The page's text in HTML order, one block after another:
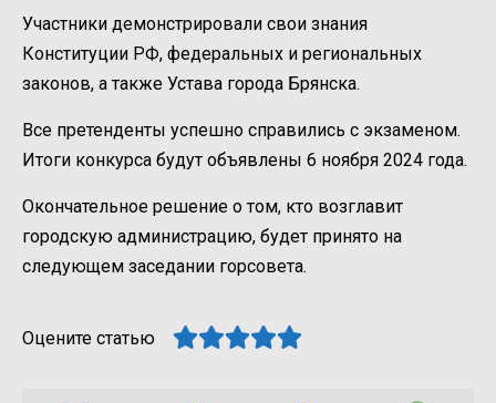
Участники демонстрировали свои знания
Конституции РФ, федеральных и региональных
законов, а также Устава города Брянска.
Все претенденты успешно справились с экзаменом.
Итоги конкурса будут объявлены 6 ноября 2024 года.
Окончательное решение о том, кто возглавит
городскую администрацию, будет принято на
следующем заседании горсовета.
Оцените статью